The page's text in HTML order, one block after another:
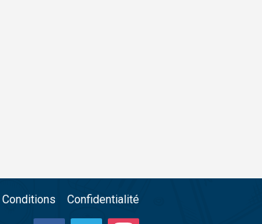
Conditions Confidentialité